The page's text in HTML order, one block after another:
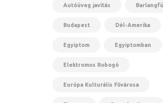
Autóüveg javítás
Budapest Dél-Amerika
Egyiptom Egyiptomban
Elektromos Robogó
Európa Kulturális Fővárosa